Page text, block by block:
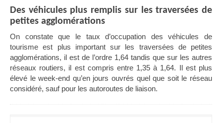
Des véhicules plus remplis sur les traversées de
petites agglomérations
On constate que le taux d’occupation des véhicules de
tourisme est plus important sur les traversées de petites
agglomérations, il est de l’ordre 1,64 tandis que sur les autres
réseaux routiers, il est compris entre 1,35 à 1,64. Il est plus
élevé le week-end qu’en jours ouvrés quel que soit le réseau
considéré, sauf pour les autoroutes de liaison.